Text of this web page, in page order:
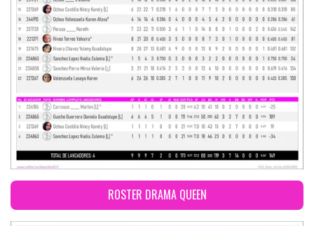
ROSTER DRAMA QUEEN